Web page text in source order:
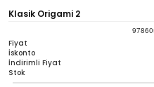
Klasik Origami 2
Fiyat
İskonto
İndirimli Fiyat
Stok